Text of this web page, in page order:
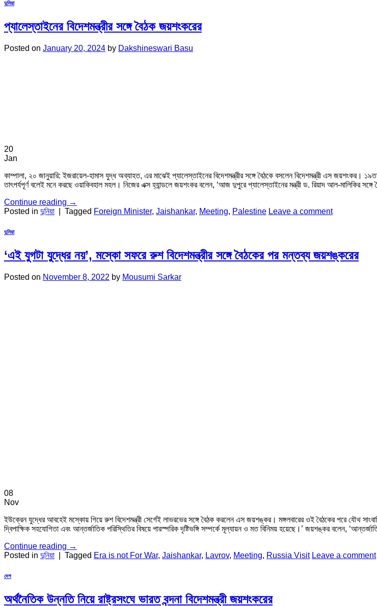
দুনিয়া
প্যালেস্তাইনের বিদেশমন্ত্রীর সঙ্গে বৈঠক জয়শংকরের
Posted on January 20, 2024 by Dakshineswari Basu
20
Jan
কাম্পালা, ২০ জানুয়ারি: ইজরায়েল-হামাস যুদ্ধ অব্যাহত, এর মাঝেই প্যালেস্তাইনের বিদেশমন্ত্রীর সঙ্গে বৈঠকে বসলেন বিদেশমন্ত্রী এস জয়শংকর।
তাৎপর্যপূর্ণ বলেই মনে করছে ওয়াকিবহাল মহল। নিজের এক্স হ্যান্ডলে জয়শংকর বলেন, ‘আজ দুপুরে প্যালেস্তাইনের মন্ত্রী ড. রিয়াদ আল-মালিকির
Continue reading →
Posted in দুনিয়া Tagged Foreign Minister, Jaishankar, Meeting, Palestine Leave a comment
দুনিয়া
‘এই যুগটা যুদ্ধের নয়’, মস্কো সফরে রুশ বিদেশমন্ত্রীর সঙ্গে বৈঠকের পর মন্তব্য জয়শঙ্করের
Posted on November 8, 2022 by Mousumi Sarkar
08
Nov
ইউক্রেন যুদ্ধের আবহেই মস্কোয় গিয়ে রুশ বিদেশমন্ত্রী সের্গেই লাভরভের সঙ্গে বৈঠক করলেন এস জয়শঙ্কর। মঙ্গলবারের ওই বৈঠকের পরে যৌথ
দ্বিপাক্ষিক সহযোগিতা এবং আন্তর্জাতিক পরিস্থিতির বিষয়ে পারস্পরিক দৃষ্টিভঙ্গি সম্পর্কে মূল্যায়ন ও মত বিনিময় হয়েছে।’ জয়শঙ্কর বলেন,
Continue reading →
Posted in দুনিয়া Tagged Era is not For War, Jaishankar, Lavrov, Meeting, Russia Visit Leave a comment
দেশ
অর্থনৈতিক উন্নতি নিয়ে রাষ্ট্রসংঘে ভারত বন্দনা বিদেশমন্ত্রী জয়শংকরের